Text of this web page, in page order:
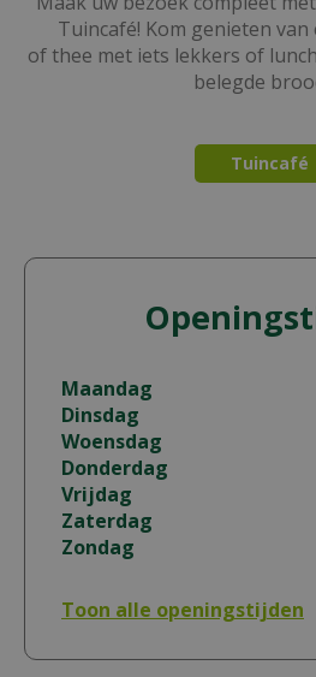
Tuincafé! Kom genieten
of thee met iets lekkers of
belegde
Tuincafé
Maandag
Dinsdag
Woensdag
Donderdag
Vrijdag
Zaterdag
Zondag
Toon alle openingstijden